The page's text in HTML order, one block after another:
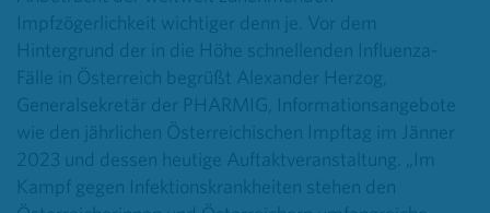
Impfzögerlichkeit wichtiger denn je. Vor dem
Hintergrund der in die Höhe schnellenden Influenza-
Fälle in Österreich begrüßt Alexander Herzog,
Generalsekretär der PHARMIG, Informationsangebote
wie den jährlichen Österreichischen Impftag im Jänner
2023 und dessen heutige Auftaktveranstaltung. „Im
Kampf gegen Infektionskrankheiten stehen den